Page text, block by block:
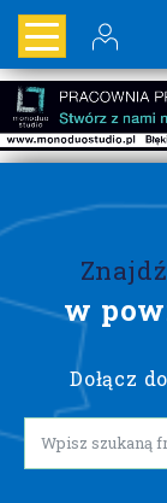
w
Dołącz do
Lorem ipsum